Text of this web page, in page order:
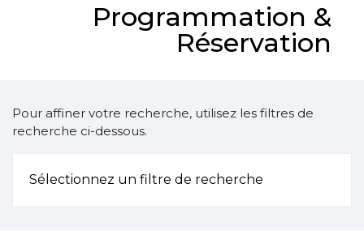
Programmation &
Réservation
Pour affiner votre recherche, utilisez les filtres de
recherche ci-dessous.
Sélectionnez un filtre de recherche